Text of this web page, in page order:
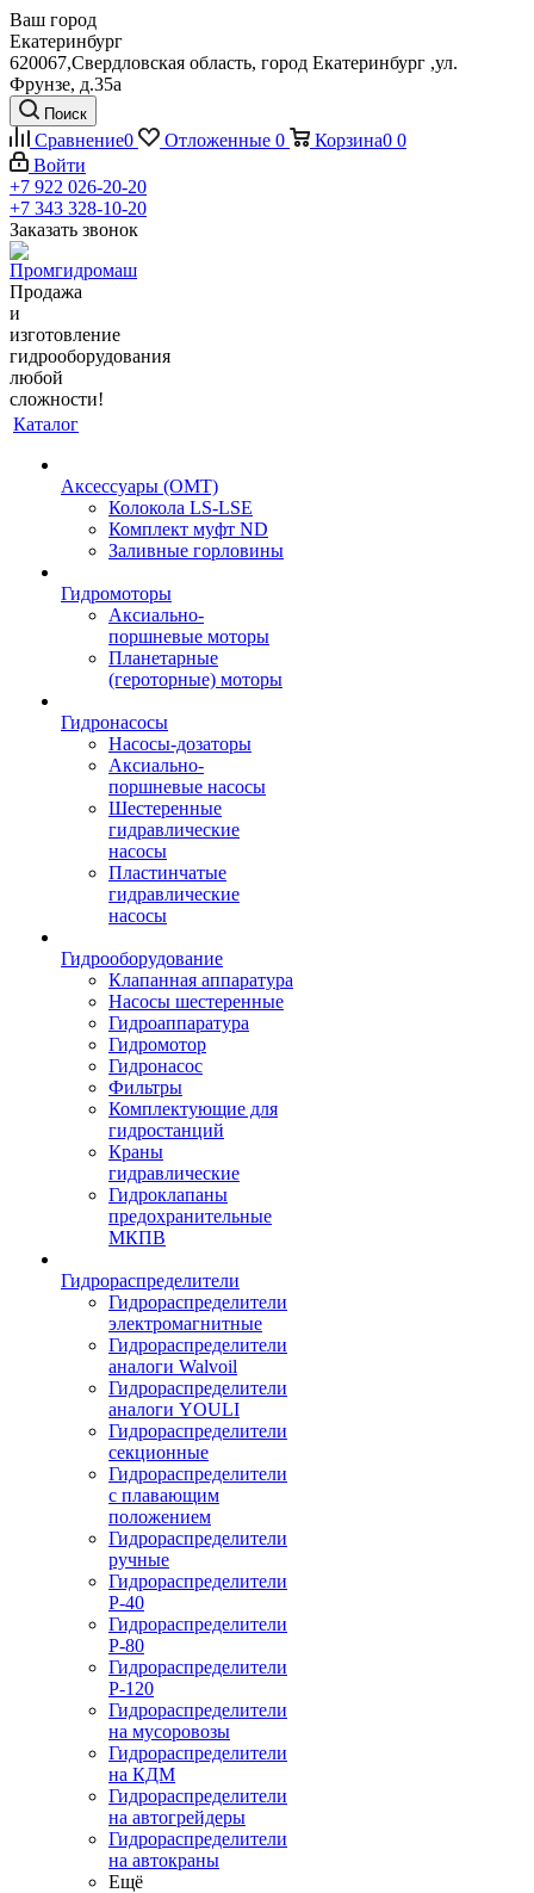
Ваш город
Екатеринбург
620067,Свердловская область, город Екатеринбург ,ул.
Фрунзе, д.35а
Поиск
Сравнение0 Отложенные 0 Корзина0 0
Войти
+7 922 026-20-20
+7 343 328-10-20
Заказать звонок
Продажа
и
изготовление
гидрооборудования
любой
сложности!
Каталог
Аксессуары (OMT)
Колокола LS-LSE
Комплект муфт ND
Заливные горловины
Гидромоторы
Аксиально-
поршневые моторы
Планетарные
(героторные) моторы
Гидронасосы
Насосы-дозаторы
Аксиально-
поршневые насосы
Шестеренные
гидравлические
насосы
Пластинчатые
гидравлические
насосы
Гидрооборудование
Клапанная аппаратура
Насосы шестеренные
Гидроаппаратура
Гидромотор
Гидронасос
Фильтры
Комплектующие для
гидростанций
Краны
гидравлические
Гидроклапаны
предохранительные
МКПВ
Гидрораспределители
Гидрораспределители
электромагнитные
Гидрораспределители
аналоги Walvoil
Гидрораспределители
аналоги YOULI
Гидрораспределители
секционные
Гидрораспределители
с плавающим
положением
Гидрораспределители
ручные
Гидрораспределители
Р-40
Гидрораспределители
Р-80
Гидрораспределители
Р-120
Гидрораспределители
на мусоровозы
Гидрораспределители
на КДМ
Гидрораспределители
на автогрейдеры
Гидрораспределители
на автокраны
Ещё